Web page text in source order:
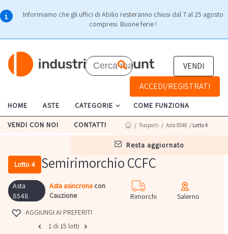
Informiamo che gli uffici di Abilio resteranno chiusi dal 7 al 25 agosto
compresi. Buone ferie !
VENDI
ACCEDI/REGISTRATI
HOME ASTE CATEGORIE COME FUNZIONA
VENDI CON NOI CONTATTI
resta aggiornato
/ Trasporti / Asta 8548 / Lotto 4
Lotto 4 Semirimorchio CCFC
Asta
8548
Asta asincrona con
Cauzione
Rimorchi
Salerno
AGGIUNGI AI PREFERITI
1 di 15 lotti